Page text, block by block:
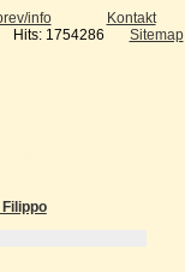
info
Kontakt
Hits: 1754286
Sitemap